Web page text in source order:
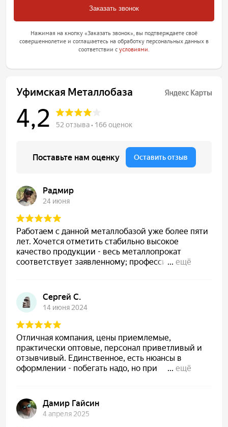
Нажимая на кнопку «Заказать звонок», вы подтверждаете своё
совершеннолетие и соглашаетесь на обработку персональных данных в
соответствии с условиями.